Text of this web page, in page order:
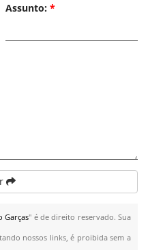
Assunto: *
Garças" é de direito reservado. Sua
nossos links, é proibida sem a